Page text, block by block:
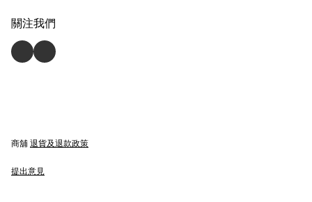
關注我們
商舖 退貨及退款政策
提出意見